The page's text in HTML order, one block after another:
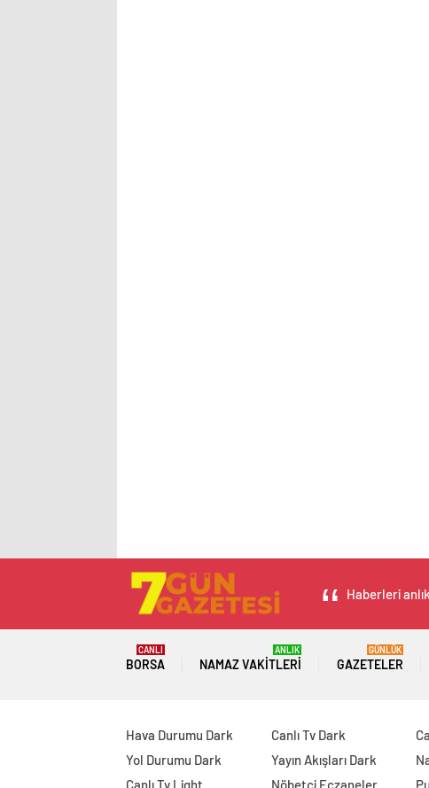
Haberleri
BORSA
CANLI
NAMAZ VAKITLERI
ANLIK
GAZETELER
GÜNLÜK
Hava Durumu Dark
Yol Durumu Dark
Canlı Tv Light
Canlı Tv Dark
Yayın Akışları Dark
Nöbetçi Eczaneler